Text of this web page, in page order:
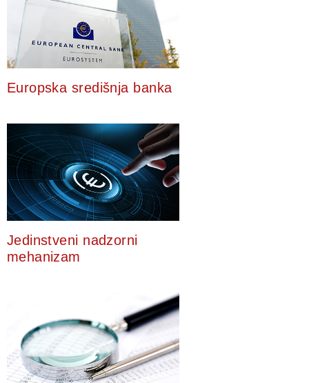
Europska središnja banka
Jedinstveni nadzorni
mehanizam